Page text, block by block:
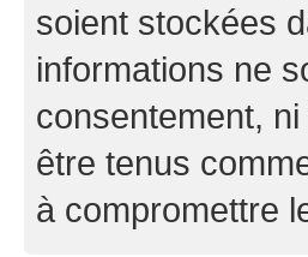
soient stockées
informations ne
consentement,
être tenus
à compromettre